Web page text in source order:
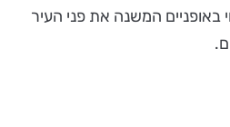
באופניים המשנה את פני העיר